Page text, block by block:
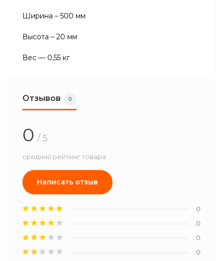
Ширина – 500 мм
Высота – 20 мм
Вес — 0,55 кг
Отзывов 0
0 / 5
средний рейтинг товара
Написать отзыв
0
0
0
0